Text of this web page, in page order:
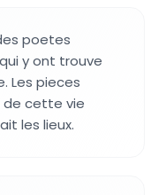
poetes
y ont trouve
Les pieces
de cette vie
les lieux.